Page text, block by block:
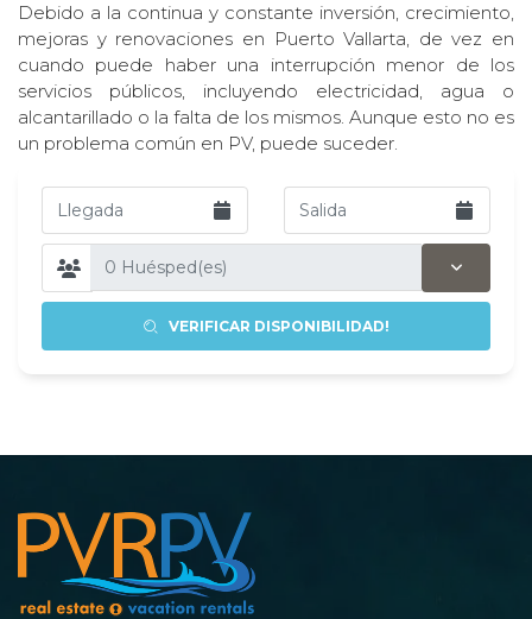
Debido a la continua y constante inversión, crecimiento,
mejoras y renovaciones en Puerto Vallarta, de vez en
cuando puede haber una interrupción menor de los
servicios públicos, incluyendo electricidad, agua o
alcantarillado o la falta de los mismos. Aunque esto no es
un problema común en PV, puede suceder.
VERIFICAR DISPONIBILIDAD!